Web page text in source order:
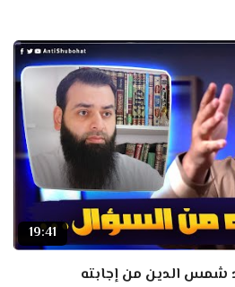
19:41
شمس الدين من إجابته